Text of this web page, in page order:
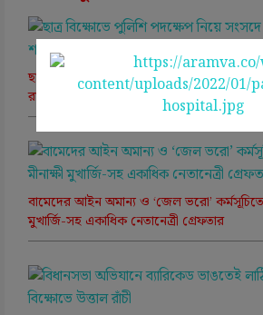
ছাত্র বিক্ষোভে পুলিশি পদক্ষেপ নিয়ে সংসদে
রাম মন্দির বিতর্কে অনড় বিরোধীরা
বামেদের আইন অমান্য ও ‘জেল ভরো’ কর্মসূচিতে
মুখার্জি-সহ একাধিক নেতানেত্রী গ্রেফতার